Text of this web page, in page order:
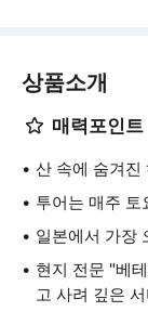
상품소개
매력포인트
산 속에 숨겨진
투어는 매주 토
일본에서 가장
현지 전문 "베
고 사려 깊은